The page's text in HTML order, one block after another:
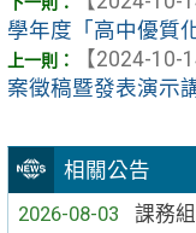
相關公告
2026-08-03
課務組
學年度「高中優質
【2024-10-
案徵稿暨發表演示